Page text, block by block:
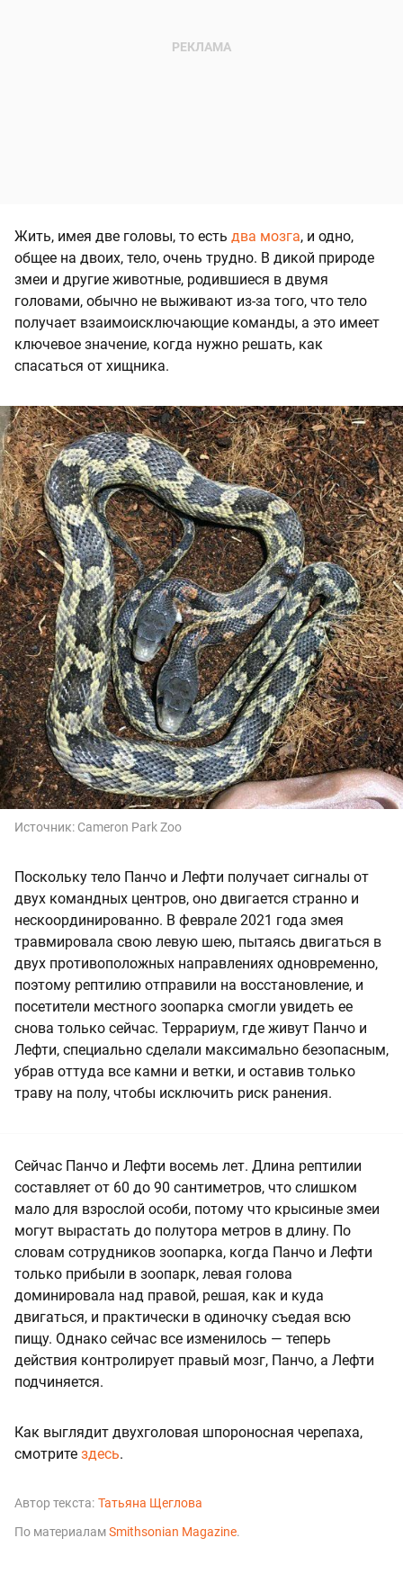
Жить, имея две головы, то есть два мозга, и одно,
общее на двоих, тело, очень трудно. В дикой природе
змеи и другие животные, родившиеся в двумя
головами, обычно не выживают из-за того, что тело
получает взаимоисключающие команды, а это имеет
ключевое значение, когда нужно решать, как
спасаться от хищника.
Источник: Cameron Park Zoo
Поскольку тело Панчо и Лефти получает сигналы от
двух командных центров, оно двигается странно и
нескоординированно. В феврале 2021 года змея
травмировала свою левую шею, пытаясь двигаться в
двух противоположных направлениях одновременно,
поэтому рептилию отправили на восстановление, и
посетители местного зоопарка смогли увидеть ее
снова только сейчас. Террариум, где живут Панчо и
Лефти, специально сделали максимально безопасным,
убрав оттуда все камни и ветки, и оставив только
траву на полу, чтобы исключить риск ранения.
Сейчас Панчо и Лефти восемь лет. Длина рептилии
составляет от 60 до 90 сантиметров, что слишком
мало для взрослой особи, потому что крысиные змеи
могут вырастать до полутора метров в длину. По
словам сотрудников зоопарка, когда Панчо и Лефти
только прибыли в зоопарк, левая голова
доминировала над правой, решая, как и куда
двигаться, и практически в одиночку съедая всю
пищу. Однако сейчас все изменилось — теперь
действия контролирует правый мозг, Панчо, а Лефти
подчиняется.
Как выглядит двухголовая шпороносная черепаха,
смотрите здесь.
Автор текста: Татьяна Щеглова
По материаламSmithsonian Magazine.